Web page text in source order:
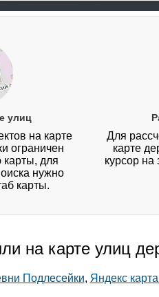
улиц
на карте
ограничен
карты, для
нужно
карты.
Для
карте
курсор на
на карте улиц
Подлесейки, Яндекс